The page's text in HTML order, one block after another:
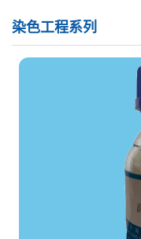
染色工程系列